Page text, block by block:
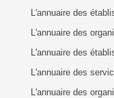
L'annuaire des
L'annuaire des
L'annuaire des
L'annuaire des
L'annuaire des